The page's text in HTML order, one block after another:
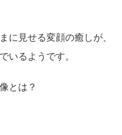
に見せる変顔の癒しが、
いるようです。
とは？